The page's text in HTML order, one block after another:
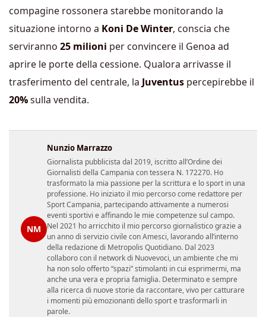
compagine rossonera starebbe monitorando la
situazione intorno a Koni De Winter, conscia che
serviranno 25 milioni per convincere il Genoa ad
aprire le porte della cessione. Qualora arrivasse il
trasferimento del centrale, la Juventus percepirebbe il
20%sulla vendita.
NM
Nunzio Marrazzo
Giornalista pubblicista dal 2019, iscritto all’Ordine dei
Giornalisti della Campania con tessera N. 172270. Ho
trasformato la mia passione per la scrittura e lo sport in una
professione. Ho iniziato il mio percorso come redattore per
Sport Campania, partecipando attivamente a numerosi
eventi sportivi e affinando le mie competenze sul campo.
Nel 2021 ho arricchito il mio percorso giornalistico grazie a
un anno di servizio civile con Amesci, lavorando all’interno
della redazione di Metropolis Quotidiano. Dal 2023
collaboro con il network di Nuovevoci, un ambiente che mi
ha non solo offerto “spazi” stimolanti in cui esprimermi, ma
anche una vera e propria famiglia. Determinato e sempre
alla ricerca di nuove storie da raccontare, vivo per catturare
i momenti più emozionanti dello sport e trasformarli in
parole.